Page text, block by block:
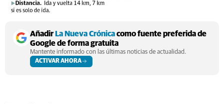
Añadir La Nueva Crónicacomo fuente preferida de
Google de forma gratuita
Mantente informado con las últimas noticias de actualidad.
ACTIVAR AHORA